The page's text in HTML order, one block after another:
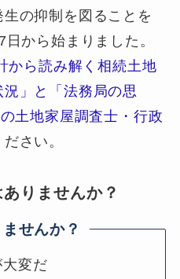
の抑制を図ることを
から始まりました。
から読み解く相続土地
」と「法務局の思
土地家屋調査士・行政
さい。
りませんか？
せんか？
大変だ